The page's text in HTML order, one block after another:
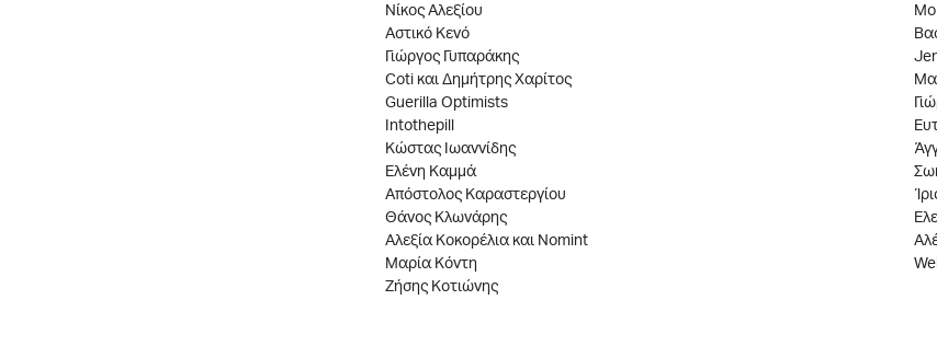
Νίκος Αλεξίου
Αστικό Κενό
Γιώργος Γυπαράκης
Coti και Δημήτρης Χαρίτος
Guerilla Optimists
Intothepill
Κώστας Ιωαννίδης
Ελένη Καμμά
Απόστολος Καραστεργίου
Θάνος Κλωνάρης
Αλεξία Κοκορέλια και Nomint
Μαρία Κόντη
Ζήσης Κοτιώνης